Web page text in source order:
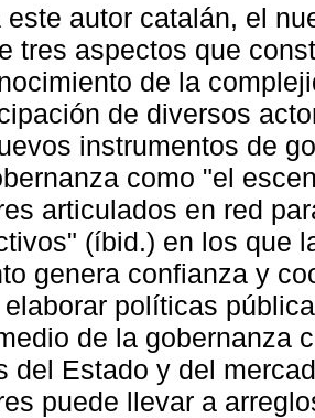
este autor catalán, el
tres aspectos que
de la
de diversos
instrumentos de
como "el
articulados en red
(íbid.) en los que
genera confianza y
elaborar políticas
de la gobernanza
del Estado y del
puede llevar a